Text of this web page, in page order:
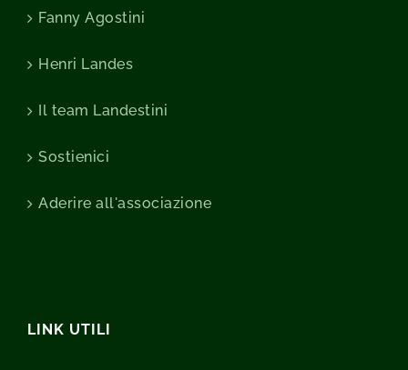
Fanny Agostini
Henri Landes
Il team Landestini
Sostienici
Aderire all'associazione
LINK UTILI